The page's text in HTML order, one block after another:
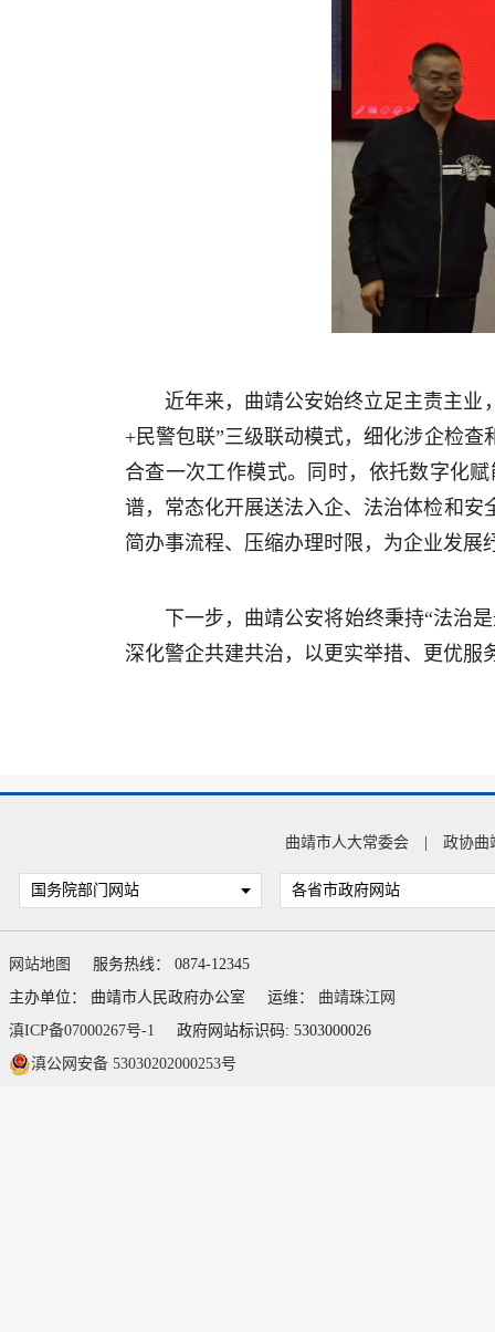
近年来，曲靖公安始终立足主责主业
+民警包联”三级联动模式，细化涉企检
合查一次工作模式。同时，依托数字化
谱，常态化开展送法入企、法治体检和
简办事流程、压缩办理时限，为企业发展
下一步，曲靖公安将始终秉持“法治
深化警企共建共治，以更实举措、更优
曲靖市人大常委会 政协曲
国务院部门网站 各省市政府网站
网站地图
服务热线： 0874-12345
主办单位： 曲靖市人民政府办公室
运维： 曲靖珠江网
滇ICP备07000267号-1
政府网站标识码: 5303000026
滇公网安备 53030202000253号